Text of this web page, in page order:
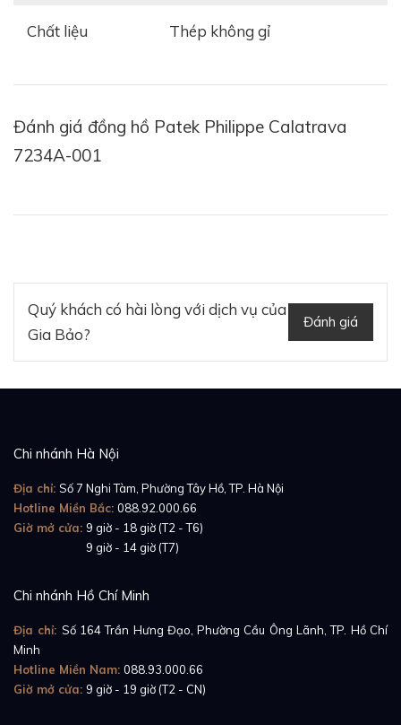
Thương hiệu Patek Philippe hiếm khi mang đến một
chiếc đồng hồ thép không gỉ. Phần lớn những cỗ máy
đếm thời gian thép không gỉ của thương hiệu này đều
mang giá trị sưu tầm rất cao. Nhưng bởi không được
Patek Philippe Calatrava Pilot Travel Time 7234A-
Chất liệu thép không gỉ
Đánh giá đồng hồ Patek Philippe Calatrava
7234A-001
Quý khách có hài lòng với dịch vụ của
Gia Bảo?
Đánh giá
Chi nhánh Hà Nội
Địa chỉ: Số 7 Nghi Tàm, Phường Tây Hồ, TP. Hà Nội
Hotline Miền Bắc: 088.92.000.66
Giờ mở cửa: 9 giờ - 18 giờ (T2 - T6)
9 giờ - 14 giờ (T7)
Chi nhánh Hồ Chí Minh
Địa chỉ: Số 164 Trần Hưng Đạo, Phường Cầu Ông Lãnh, TP. Hồ Chí
Minh
Hotline Miền Nam: 088.93.000.66
Giờ mở cửa: 9 giờ - 19 giờ (T2 - CN)